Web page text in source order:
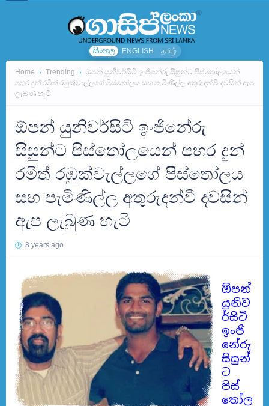
සිංහල ENGLISH தமிழ்
Home Trending
ඕපන් යුනිවර්සිටි ඉංජිනේරු සිසුන්ට පිස්තෝලයෙන්
පහර දුන් රමිත් රඹුක්වැල්ලගේ පිස්තෝලය සහ පැමිණිල්ල අතුරුදන්වී දවසින් ඇප
ලැබුණ හැටි
ඕපන් යුනිවර්සිටි ඉංජිනේරු
සිසුන්ට පිස්තෝලයෙන් පහර දුන්
රමිත් රඹුක්වැල්ලගේ පිස්තෝලය
සහ පැමිණිල්ල අතුරුදන්වී දවසින්
ඇප ලැබුණ හැටි
8 years ago
ඕපන්
යුනිව
ර්සිටි
ඉංජි
නේරු
සිසුන්
ට
පිස්
තෝල